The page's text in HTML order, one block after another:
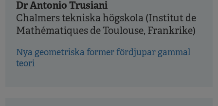
Dr Antonio Trusiani
Chalmers tekniska högskola (Institut de
Mathématiques de Toulouse, Frankrike)
Nya geometriska former fördjupar gammal
teori